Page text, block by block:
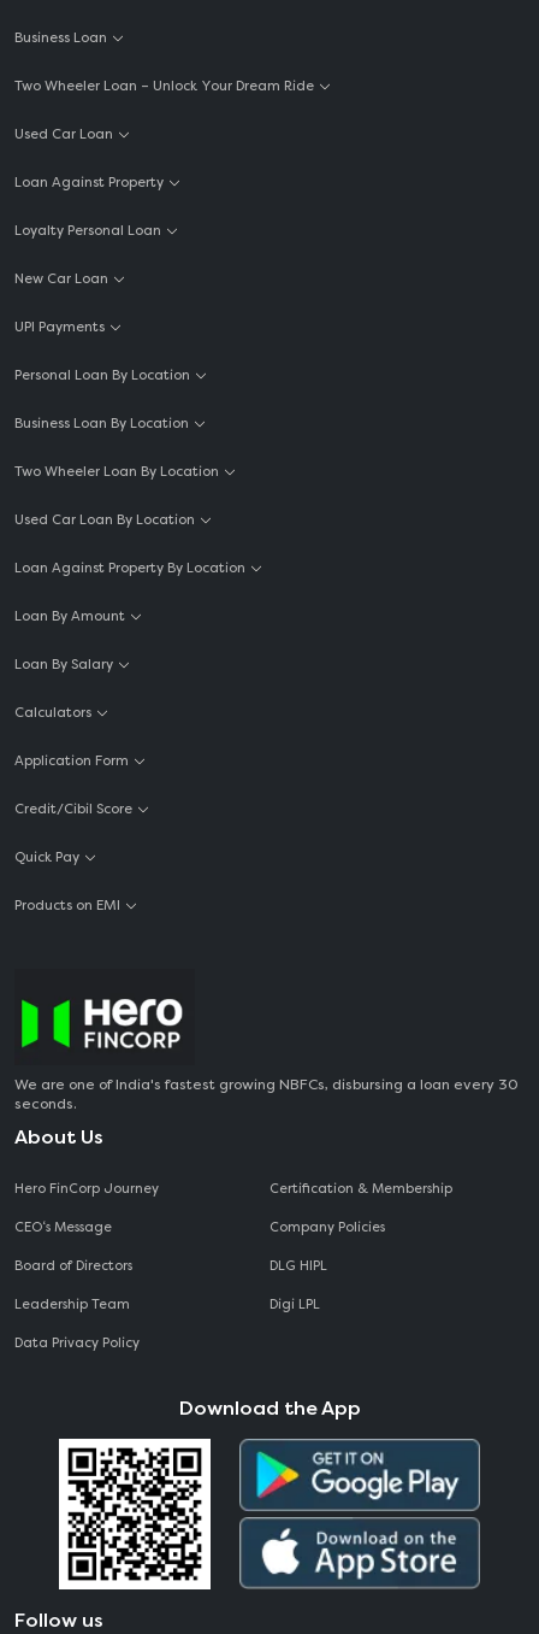
Business Loan
Two Wheeler Loan – Unlock Your Dream Ride
Used Car Loan
Loan Against Property
Loyalty Personal Loan
New Car Loan
UPI Payments
Personal Loan By Location
Business Loan By Location
Two Wheeler Loan By Location
Used Car Loan By Location
Loan Against Property By Location
Loan By Amount
Loan By Salary
Calculators
Application Form
Credit/Cibil Score
Quick Pay
Products on EMI
We are one of India's fastest growing NBFCs, disbursing a loan every 30
seconds.
About Us
Hero FinCorp Journey
CEO‘s Message
Board of Directors
Leadership Team
Data Privacy Policy
Certification & Membership
Company Policies
DLG HIPL
Digi LPL
Download the App
Follow us